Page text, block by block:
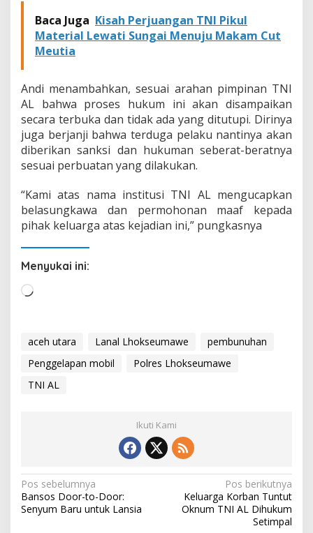
Baca Juga Kisah Perjuangan TNI Pikul
Material Lewati Sungai Menuju Makam Cut
Meutia
Andi menambahkan, sesuai arahan pimpinan TNI
AL bahwa proses hukum ini akan disampaikan
secara terbuka dan tidak ada yang ditutupi. Dirinya
juga berjanji bahwa terduga pelaku nantinya akan
diberikan sanksi dan hukuman seberat-beratnya
sesuai perbuatan yang dilakukan.
“Kami atas nama institusi TNI AL mengucapkan
belasungkawa dan permohonan maaf kepada
pihak keluarga atas kejadian ini,” pungkasnya
Menyukai ini:
u
t
.
aceh utara Lanal Lhokseumawe
pembunuhan
Penggelapan mobil
Polres Lhokseumawe
TNI AL
Ikuti Kami
N
a
Pos sebelumnya
Bansos Door-to-Door:
Senyum Baru untuk Lansia
Pos berikutnya
Keluarga Korban Tuntut
Oknum TNI AL Dihukum
Setimpal